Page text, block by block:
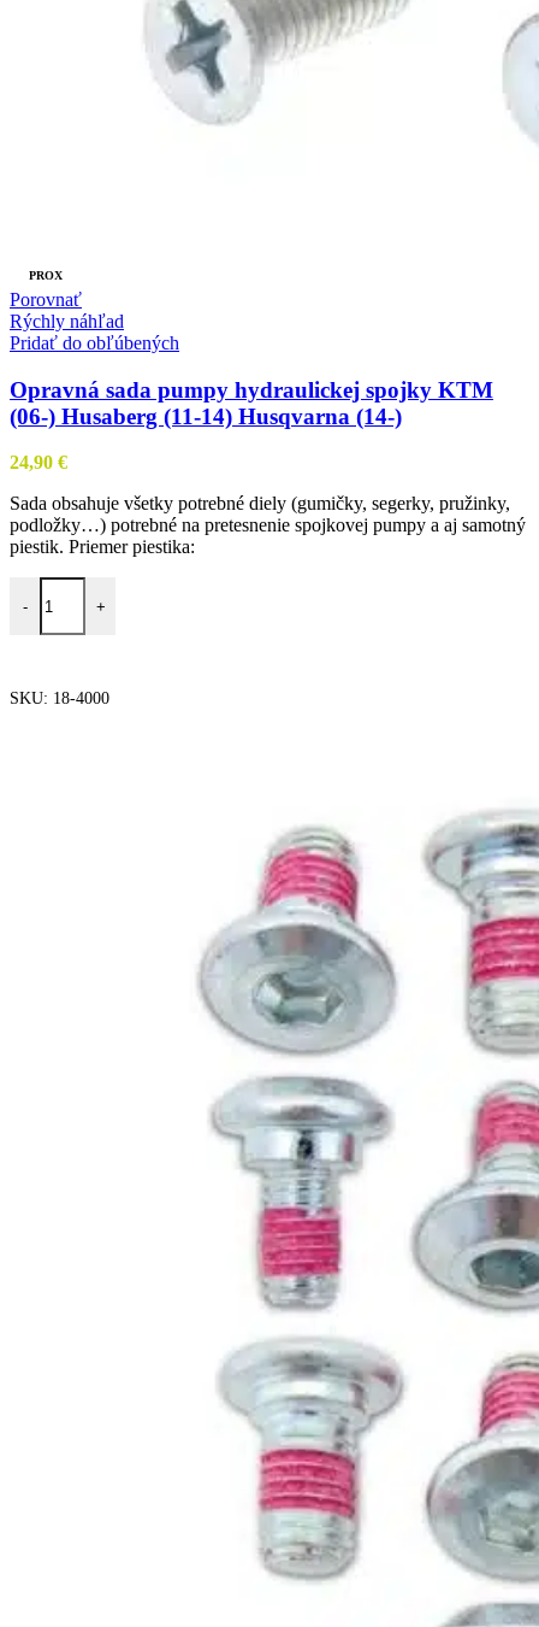
PROX
Porovnať
Rýchly náhľad
Pridať do obľúbených
Opravná sada pumpy hydraulickej spojky KTM
(06-) Husaberg (11-14) Husqvarna (14-)
24,90 €
Sada obsahuje všetky potrebné diely (gumičky, segerky, pružinky,
podložky…) potrebné na pretesnenie spojkovej pumpy a aj samotný
piestik. Priemer piestika:
- +
SKU: 18-4000